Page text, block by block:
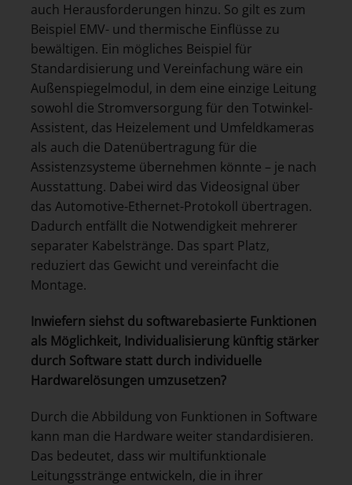
auch Herausforderungen hinzu. So gilt es zum
Beispiel EMV- und thermische Einflüsse zu
bewältigen. Ein mögliches Beispiel für
Standardisierung und Vereinfachung wäre ein
Außenspiegelmodul, in dem eine einzige Leitung
sowohl die Stromversorgung für den Totwinkel-
Assistent, das Heizelement und Umfeldkameras
als auch die Datenübertragung für die
Assistenzsysteme übernehmen könnte – je nach
Ausstattung. Dabei wird das Videosignal über
das Automotive-Ethernet-Protokoll übertragen.
Dadurch entfällt die Notwendigkeit mehrerer
separater Kabelstränge. Das spart Platz,
reduziert das Gewicht und vereinfacht die
Montage.
Inwiefern siehst du softwarebasierte Funktionen
als Möglichkeit, Individualisierung künftig stärker
durch Software statt durch individuelle
Hardwarelösungen umzusetzen?
Durch die Abbildung von Funktionen in Software
kann man die Hardware weiter standardisieren.
Das bedeutet, dass wir multifunktionale
Leitungsstränge entwickeln, die in ihrer